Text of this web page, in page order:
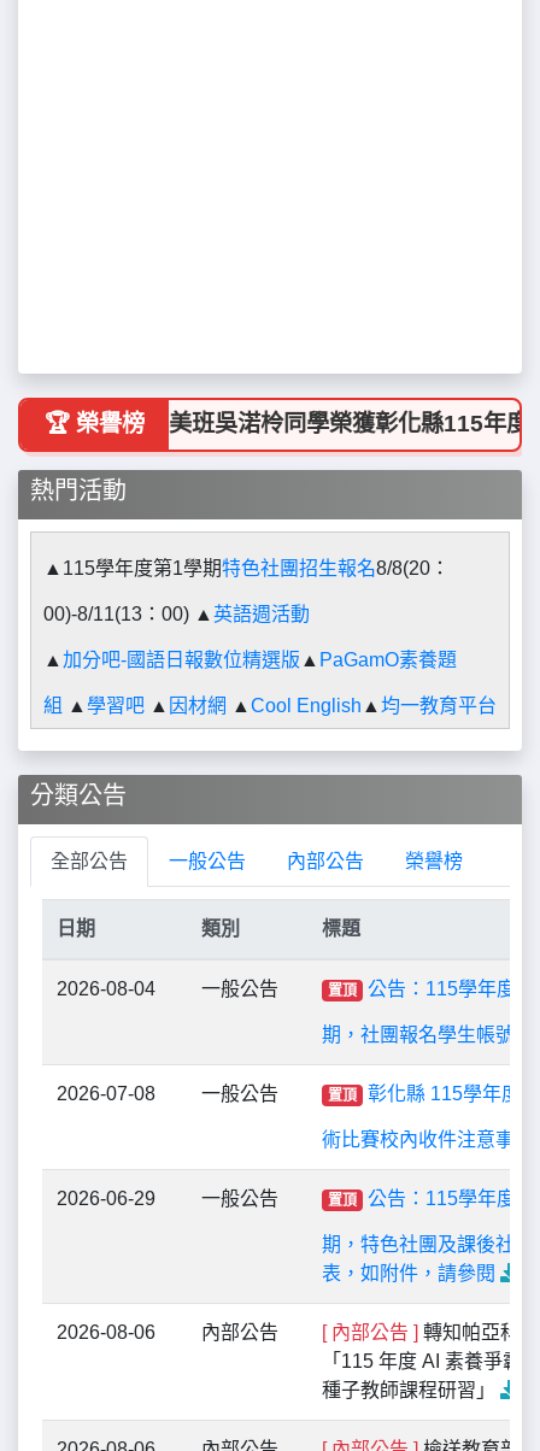
🏆 榮譽榜
！本校6年美班吳渃柃同學榮獲彰化縣115年度【童
熱門活動
▲115學年度第1學期特色社團招生報名8/8(20：
00)-8/11(13：00) ▲ 英語週活動
▲ 加分吧-國語日報數位精選版 ▲ PaGamO素養題
組 ▲ 學習吧 ▲ 因材網 ▲ Cool English ▲ 均一教育平台
分類公告
全部公告 一般公告 內部公告 榮譽榜
日期 類別 標題
2026-08-04 一般公告 置頂 公告：115學年度第
期，社團報名學生帳號
2026-07-08 一般公告 置頂 彰化縣 115學年度
術比賽校內收件注意事項
2026-06-29 一般公告 置頂 公告：115學年度第
期，特色社團及課後社團
表，如附件，請參閱
2026-08-06 內部公告 [ 內部公告 ] 轉知帕亞科
「115 年度 AI 素養爭霸
種子教師課程研習」